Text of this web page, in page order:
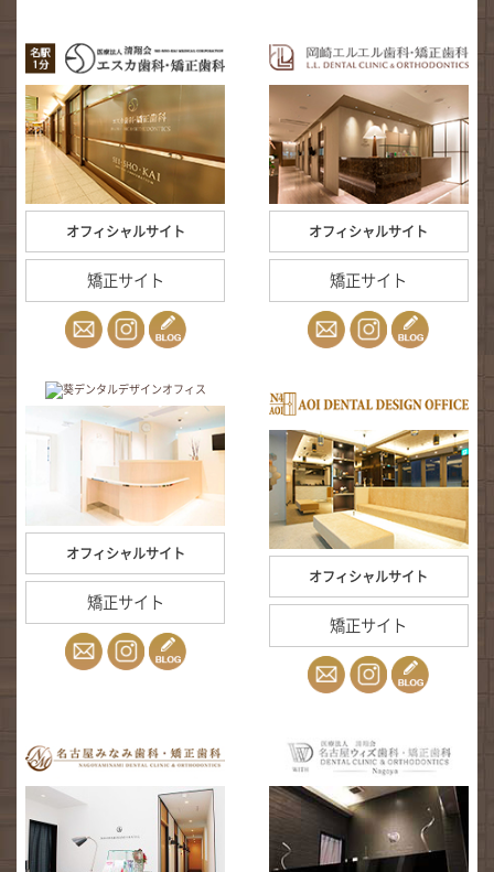
オフィシャルサイト
矯正サイト
オフィシャルサイト
矯正サイト
オフィシャルサイト
矯正サイト
オフィシャルサイト
矯正サイト